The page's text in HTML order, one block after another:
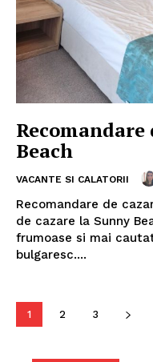
Recomandare
Beach
VACANTE SI CALATORII
Recomandare de
de cazare la Sunny
frumoase si mai
bulgaresc....
1 2 3